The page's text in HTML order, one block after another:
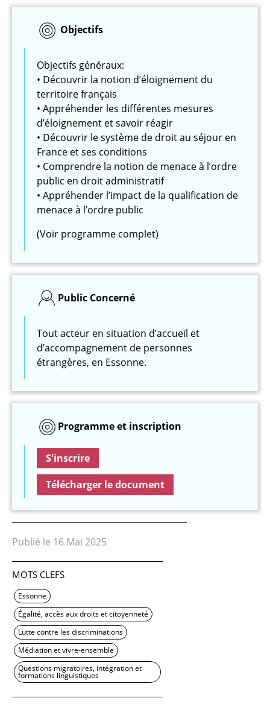
Objectifs
Objectifs généraux:
• Découvrir la notion d’éloignement du
territoire français
• Appréhender les différentes mesures
d’éloignement et savoir réagir
• Découvrir le système de droit au séjour en
France et ses conditions
• Comprendre la notion de menace à l’ordre
public en droit administratif
• Appréhender l’impact de la qualification de
menace à l’ordre public
(Voir programme complet)
Public Concerné
Tout acteur en situation d’accueil et
d’accompagnement de personnes
étrangères, en Essonne.
Programme et inscription
S'inscrire
Télécharger le document
Publié le 16 Mai 2025
MOTS CLEFS
Essonne
Égalité, accès aux droits et citoyenneté
Lutte contre les discriminations
Médiation et vivre-ensemble
Questions migratoires, intégration et
formations linguistiques